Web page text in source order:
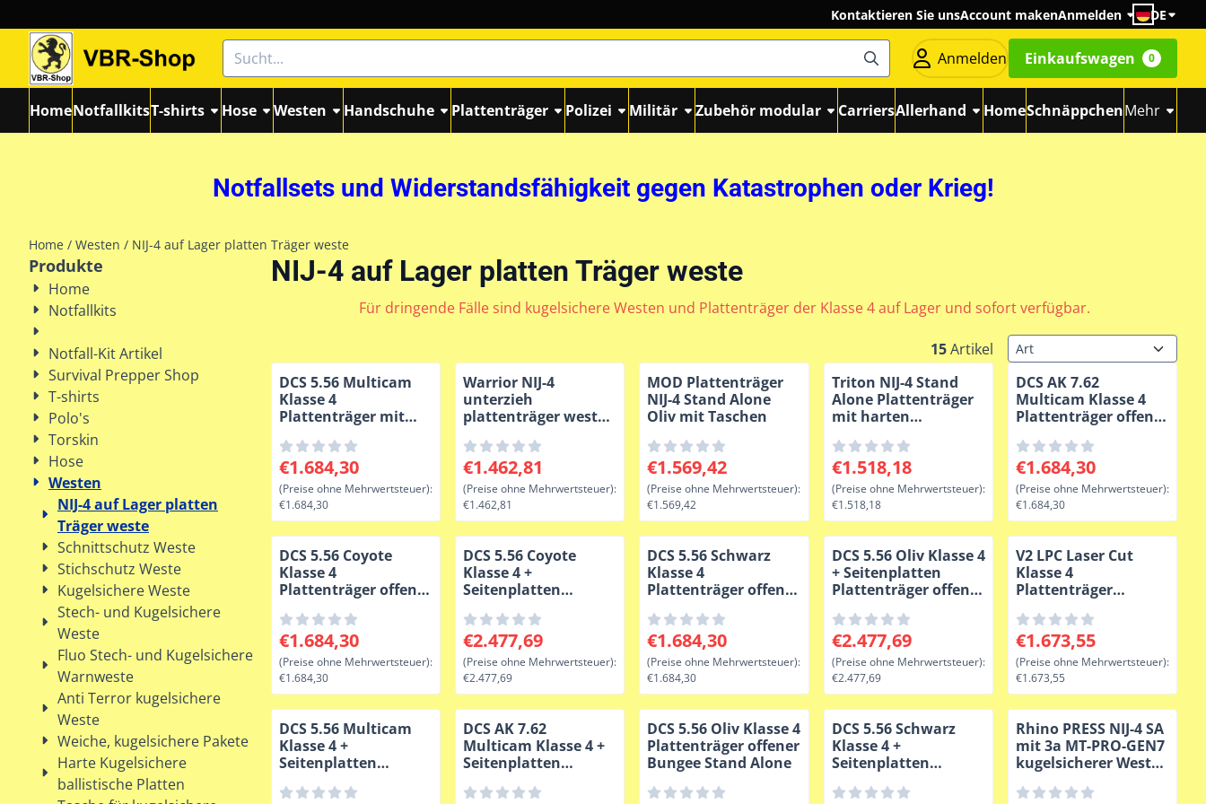
Kontaktieren Sie unsAccount makenAnmelden DE
Suche Anmelden Einkaufswagen 0
HomeNotfallkitsT-shirts Hose Westen Handschuhe Plattenträger Polizei Militär Zubehör modular CarriersAllerhand HomeSchnäppchenMehr
Notfallsets und Widerstandsfähigkeit gegen Katastrophen oder Krieg!
Home / Westen / NIJ-4 auf Lager platten Träger weste
Produkte
Home
Notfallkits
Notfall-Kit Artikel
Survival Prepper Shop
T-shirts
Polo's
Torskin
Hose
Westen
NIJ-4 auf Lager platten
Träger weste
Schnittschutz Weste
Stichschutz Weste
Kugelsichere Weste
Stech- und Kugelsichere
Weste
Fluo Stech- und Kugelsichere
Warnweste
Anti Terror kugelsichere
Weste
Weiche, kugelsichere Pakete
Harte Kugelsichere
ballistische Platten
NIJ-4 auf Lager platten Träger weste
Für dringende Fälle sind kugelsichere Westen und Plattenträger der Klasse 4 auf Lager und sofort verfügbar.
15Artikel
Sortiermethode
DCS 5.56 Multicam
Klasse 4
Plattenträger mit
Stand Alone
Preis: 1 684,30, ohne MwSt.: 1 684,30
€1.684,30
(Preise ohne Mehrwertsteuer):
€1.684,30
Warrior NIJ-4
unterzieh
plattenträger weste
Preis: 1 462,81, ohne MwSt.: 1 462,81
€1.462,81
(Preise ohne Mehrwertsteuer):
€1.462,81
MOD Plattenträger
NIJ-4 Stand Alone
Oliv mit Taschen
Preis: 1 569,42, ohne MwSt.: 1 569,42
€1.569,42
(Preise ohne Mehrwertsteuer):
€1.569,42
Triton NIJ-4 Stand
Alone Plattenträger
mit harten
Preis: 1 518,18, ohne MwSt.: 1 518,18
€1.518,18
(Preise ohne Mehrwertsteuer):
€1.518,18
DCS AK 7.62
Multicam Klasse 4
Plattenträger offener
Preis: 1 684,30, ohne MwSt.:
€1.684,30
(Preise ohne Mehrwertsteuer):
€1.684,30
DCS 5.56 Coyote
Klasse 4
Plattenträger offener
Preis: 1 684,30, ohne MwSt.: 1 684,30
€1.684,30
(Preise ohne Mehrwertsteuer):
€1.684,30
DCS 5.56 Coyote
Klasse 4 +
Seitenplatten
Bungee Stand Alone
Preis: 2 477,69, ohne MwSt.: 2 477,69
€2.477,69
(Preise ohne Mehrwertsteuer):
€2.477,69
DCS 5.56 Schwarz
Klasse 4
Plattenträger offener
Preis: 1 684,30, ohne MwSt.: 1 684,30
€1.684,30
(Preise ohne Mehrwertsteuer):
€1.684,30
DCS 5.56 Oliv Klasse 4
+ Seitenplatten
Plattenträger offener
Preis: 2 477,69, ohne MwSt.: 2 477,69
€2.477,69
(Preise ohne Mehrwertsteuer):
€2.477,69
V2 LPC Laser Cut
Klasse 4
Plattenträger
schwarz Warrior
Preis: 1 673,55, ohne MwSt.:
€1.673,55
(Preise ohne Mehrwertsteuer):
€1.673,55
DCS 5.56 Multicam
Klasse 4 +
Seitenplatten
geschlossene Klappe
DCS AK 7.62
Multicam Klasse 4 +
Seitenplatten
Bungee
DCS 5.56 Oliv Klasse 4
Plattenträger offener
Bungee Stand Alone
DCS 5.56 Schwarz
Klasse 4 +
Seitenplatten
Bungee Stand Alone
Rhino PRESS NIJ-4 SA
mit 3a MT-PRO-GEN7
kugelsicherer Weste